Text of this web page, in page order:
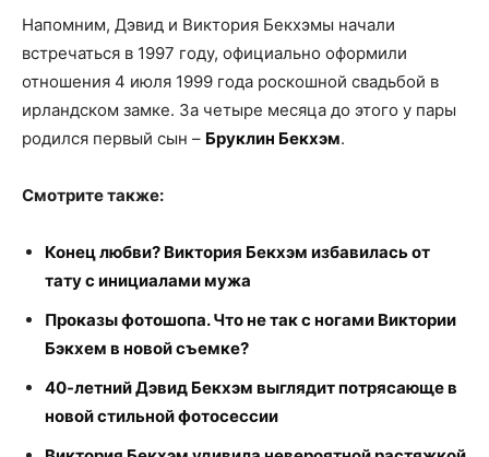
Напомним, Дэвид и Виктория Бекхэмы начали
встречаться в 1997 году, официально оформили
отношения 4 июля 1999 года роскошной свадьбой в
ирландском замке. За четыре месяца до этого у пары
родился первый сын – Бруклин Бекхэм.
Смотрите также:
Конец любви? Виктория Бекхэм избавилась от
тату с инициалами мужа
Проказы фотошопа. Что не так с ногами Виктории
Бэкхем в новой съемке?
40-летний Дэвид Бекхэм выглядит потрясающе в
новой стильной фотосессии